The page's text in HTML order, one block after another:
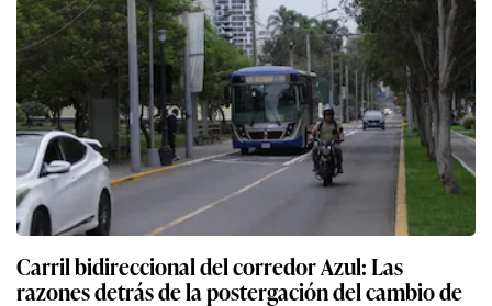
Carril bidireccional del corredor Azul: Las
razones detrás de la postergación del cambio de